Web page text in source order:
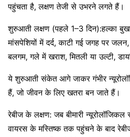
पहुंचता है, लक्षण तेजी से उभरने लगते हैं।
शुरुआती लक्षण (पहले 1–3 दिन):हल्का
मांसपेशियों में दर्द, काटी गई जगह पर
बलगम, गले में खराश, मितली या उल्टी,
ये शुरुआती संकेत आगे जाकर गंभीर
हैं, जो जीवन के लिए खतरा बन जाते हैं।
रेबीज के लक्षण: जब बीमारी
वायरस के मस्तिष्क तक पहुंचने के बाद